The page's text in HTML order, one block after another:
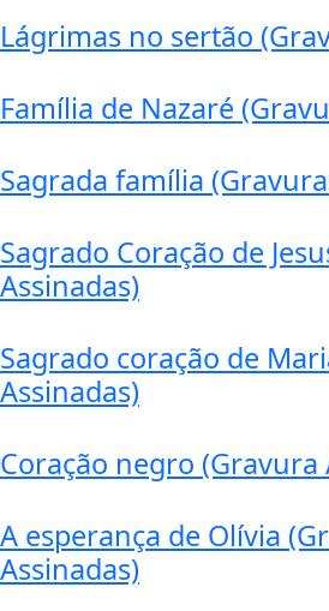
Lágrimas no sertão
Família de Nazaré
Sagrada família
Sagrado Coração de
Assinadas)
Sagrado coração de
Assinadas)
Coração negro (Gravura
A esperança de Olívia
Assinadas)